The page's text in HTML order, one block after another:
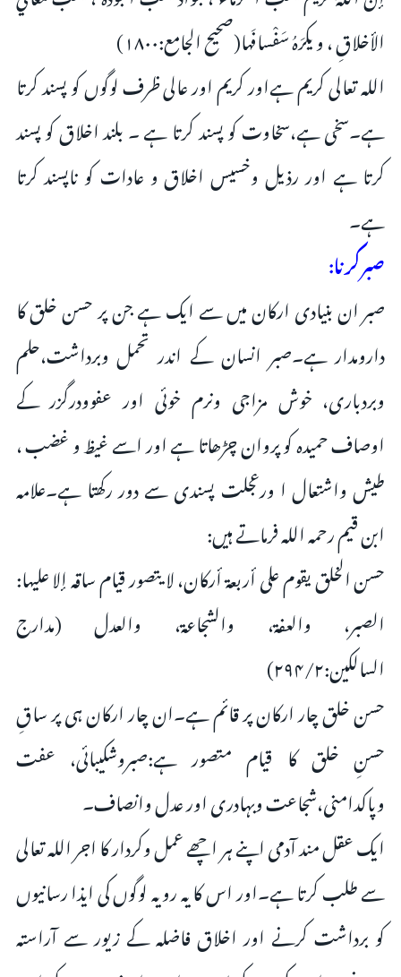
الأخلاقِ ، و يكرَهُ سَفْسافَها(صحیح الجامع:۱۸۰۰)
اللہ تعالی کریم ہےاور کریم اور عالی ظرف لوگوں کو پسند کرتا
ہے۔سخی ہے،سخاوت کو پسند کرتا ہے ۔ بلند اخلاق کو پسند
کرتا ہے اور رذیل وخسیس اخلاق و عادات کو ناپسند کرتا
ہے۔
صبرکرنا:
صبر ان بنیادی ارکان میں سے ایک ہے جن پر حسن خلق کا
دارومدار ہے۔صبر انسان کے اندر تحمل وبرداشت،حلم
وبردباری، خوش مزاجی ونرم خوئی اور عفوودرگزر کے
اوصاف حمیدہ کو پروان چڑھاتا ہے اور اسے غیظ و غضب ،
طیش واشتعال ا ورعجلت پسندی سے دور رکھتا ہے۔علامہ
ابن قیم رحمہ اللہ فرماتے ہیں:
حسن الخلق يقوم على أربعة أركان، لا يتصور قيام ساقه إلا عليها:
الصبر، والعفة، والشجاعۃ، والعدل (مدارج
السالكين:۲۹۴/۲)
حسن خلق چار ارکان پر قائم ہے۔ان چار ارکان ہی پر ساقِ
حسنِ خلق کا قیام متصور ہے:صبروشکیبائی، عفت
وپاکدامنی،شجاعت وبہادری اور عدل وانصاف۔
ایک عقل مند آدمی اپنے ہر اچھے عمل وکردار کا اجر اللہ تعالی
سے طلب کرتا ہے۔اور اس کا یہ رویہ لوگوں کی ایذا رسانیوں
کو برداشت کرنے اور اخلاق فاضلہ کے زیور سے آراستہ